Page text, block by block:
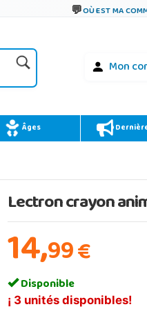
OÙ EST MA
Mon
Âges
Lectron crayon
14,99€
Disponible
¡ 3 unités disponibles!